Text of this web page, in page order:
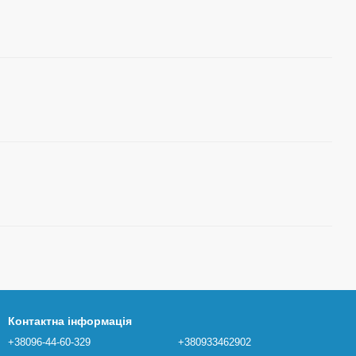
Контактна інформація
+38096-44-60-329 +380933462902